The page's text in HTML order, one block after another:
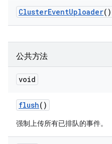
ClusterEventUploader()
公共方法
void
flush()
强制上传所有已排队的事件。